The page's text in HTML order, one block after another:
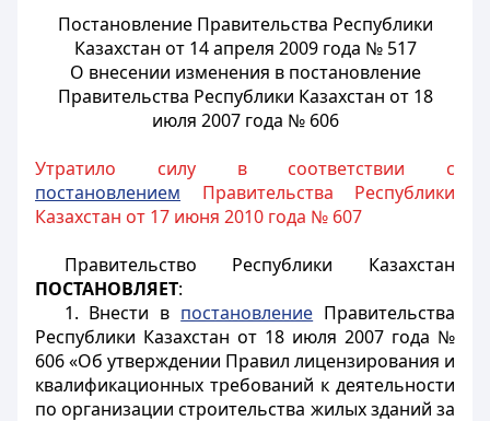
Постановление Правительства Республики
Казахстан от 14 апреля 2009 года № 517
О внесении изменения в постановление
Правительства Республики Казахстан от 18
июля 2007 года № 606
Утратило силу в соответствии с
постановлением Правительства Республики
Казахстан от 17 июня 2010 года № 607
Правительство Республики Казахстан
ПОСТАНОВЛЯЕТ:
1. Внести в постановление Правительства
Республики Казахстан от 18 июля 2007 года №
606 «Об утверждении Правил лицензирования и
квалификационных требований к деятельности
по организации строительства жилых зданий за